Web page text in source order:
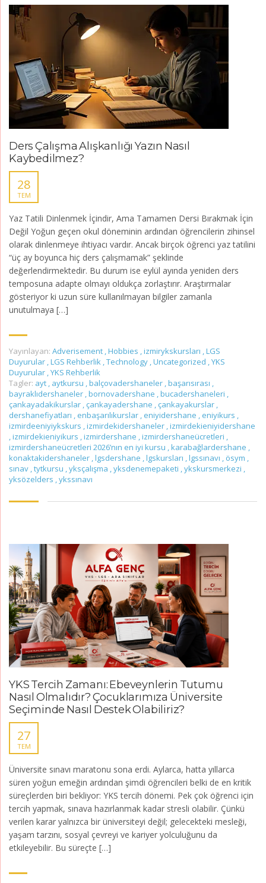
Ders Çalışma Alışkanlığı Yazın Nasıl
Kaybedilmez?
28
TEM
Yaz Tatili Dinlenmek İçindir, Ama Tamamen Dersi Bırakmak İçin
Değil Yoğun geçen okul döneminin ardından öğrencilerin zihinsel
olarak dinlenmeye ihtiyacı vardır. Ancak birçok öğrenci yaz tatilini
“üç ay boyunca hiç ders çalışmamak” şeklinde
değerlendirmektedir. Bu durum ise eylül ayında yeniden ders
temposuna adapte olmayı oldukça zorlaştırır. Araştırmalar
gösteriyor ki uzun süre kullanılmayan bilgiler zamanla
unutulmaya […]
Yayınlayan: Adverisement ,Hobbies ,izmirykskursları ,LGS
Duyurular ,LGS Rehberlik ,Technology ,Uncategorized ,YKS
Duyurular ,YKS Rehberlik
Tagler: ayt , aytkursu ,balçovadershaneler ,başarısırası ,
bayraklıdershaneler ,bornovadershane ,bucadershaneleri ,
çankayadakikurslar , çankayadershane , çankayakurslar ,
dershanefiyatları , enbaşarılıkurslar , eniyidershane , eniyikurs ,
izmirdeeniyiykskurs ,izmirdekidershaneler ,izmirdekieniyidershane
,izmirdekieniyikurs ,izmirdershane ,izmirdershaneücretleri ,
izmirdershaneücretleri 2026’nın en iyi kursu ,karabağlardershane ,
konaktakidershaneler ,lgsdershane ,lgskursları ,lgssınavı , ösym ,
sınav ,tytkursu ,yksçalışma ,yksdenemepaketi ,ykskursmerkezi ,
yksözelders ,ykssınavı
YKS Tercih Zamanı: Ebeveynlerin Tutumu
Nasıl Olmalıdır? Çocuklarımıza Üniversite
Seçiminde Nasıl Destek Olabiliriz?
27
TEM
Üniversite sınavı maratonu sona erdi. Aylarca, hatta yıllarca
süren yoğun emeğin ardından şimdi öğrencileri belki de en kritik
süreçlerden biri bekliyor: YKS tercih dönemi. Pek çok öğrenci için
tercih yapmak, sınava hazırlanmak kadar stresli olabilir. Çünkü
verilen karar yalnızca bir üniversiteyi değil; gelecekteki mesleği,
yaşam tarzını, sosyal çevreyi ve kariyer yolculuğunu da
etkileyebilir. Bu süreçte […]